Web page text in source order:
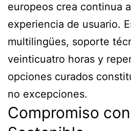
europeos crea continua
experiencia de usuario.
multilingües, soporte
veinticuatro horas y
opciones curados
no excepciones.
Compromiso